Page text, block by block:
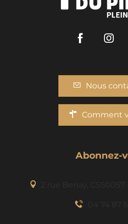
Facebook
Nous
Comment
Abonnez-